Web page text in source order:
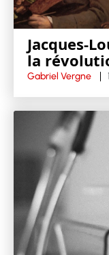
Jacques-
la
Gabriel Vergne